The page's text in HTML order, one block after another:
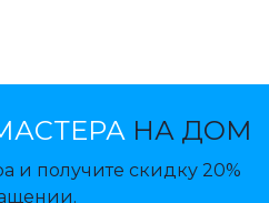
НА ДОМ
и получите скидку 20%